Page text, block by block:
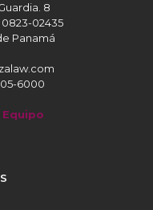
8
0823-02435
Panamá
6000